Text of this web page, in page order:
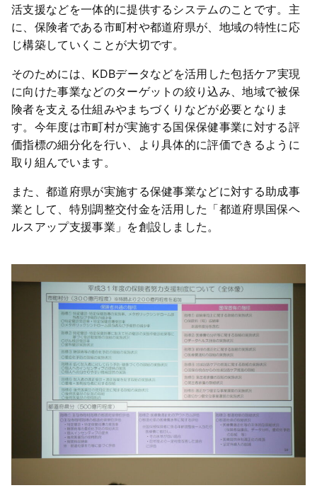
活支援などを一体的に提供するシステムのことです。主
に、保険者である市町村や都道府県が、地域の特性に応
じ構築していくことが大切です。
そのためには、KDBデータなどを活用した包括ケア実現
に向けた事業などのターゲットの絞り込み、地域で被保
険者を支える仕組みやまちづくりなどが必要となりま
す。今年度は市町村が実施する国保保健事業に対する評
価指標の細分化を行い、より具体的に評価できるように
取り組んでいます。
また、都道府県が実施する保健事業などに対する助成事
業として、特別調整交付金を活用した「都道府県国保ヘ
ルスアップ支援事業」を創設しました。